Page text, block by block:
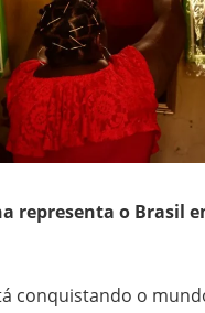
representa o Brasil
conquistando o